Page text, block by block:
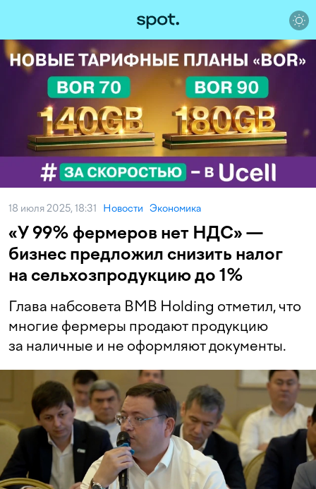
18 июля 2025, 18:31 Новости Экономика
«У 99% фермеров нет НДС» —
бизнес предложил снизить налог
на сельхозпродукцию до 1%
Глава набсовета BMB Holding отметил, что
многие фермеры продают продукцию
за наличные и не оформляют документы.